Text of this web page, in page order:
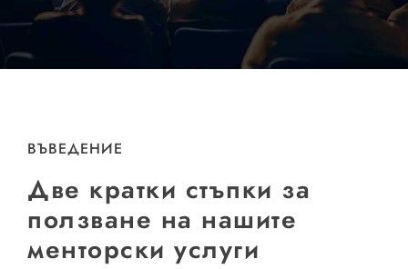
ВЪВЕДЕНИЕ
Две кратки стъпки за
ползване на нашите
менторски услуги